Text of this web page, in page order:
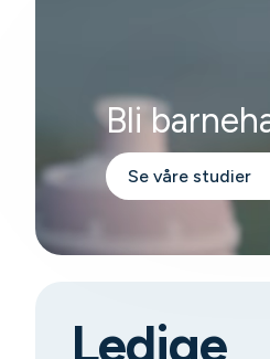
Bli
Se våre studier
Ledige